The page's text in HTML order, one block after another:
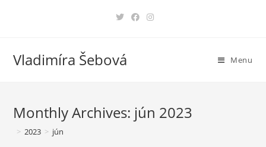
Vladimíra Šebová Menu
Monthly Archives: jún 2023
> 2023 > jún